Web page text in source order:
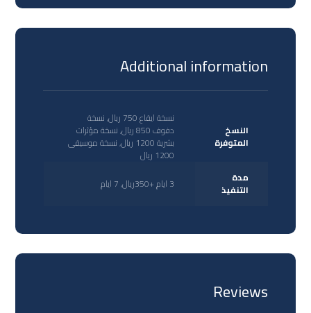
Additional information
النسخ
المتوفرة
نسخة ايقاع 750 ريال, نسخة
دفوف 850 ريال, نسخة مؤثرات
بشرية 1200 ريال, نسخة موسيقى
1200 ريال
مدة
التنفيذ 3 ايام +350ريال, 7 ايام
Reviews